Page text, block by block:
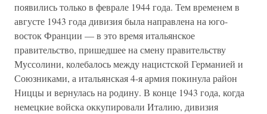
появились только в феврале 1944 года. Тем временем в
августе 1943 года дивизия была направлена на юго-
восток Франции — в это время итальянское
правительство, пришедшее на смену правительству
Муссолини, колебалось между нацистской Германией и
Союзниками, а итальянская 4-я армия покинула район
Ниццы и вернулась на родину. В конце 1943 года, когда
немецкие войска оккупировали Италию, дивизия